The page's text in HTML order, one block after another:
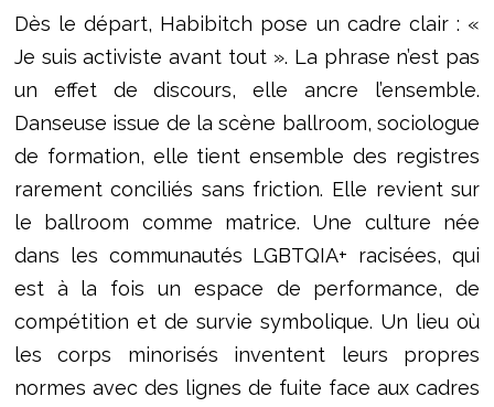
Dès le départ, Habibitch pose un cadre clair : «
Je suis activiste avant tout ». La phrase n’est pas
un effet de discours, elle ancre l’ensemble.
Danseuse issue de la scène ballroom, sociologue
de formation, elle tient ensemble des registres
rarement conciliés sans friction. Elle revient sur
le ballroom comme matrice. Une culture née
dans les communautés LGBTQIA+ racisées, qui
est à la fois un espace de performance, de
compétition et de survie symbolique. Un lieu où
les corps minorisés inventent leurs propres
normes avec des lignes de fuite face aux cadres